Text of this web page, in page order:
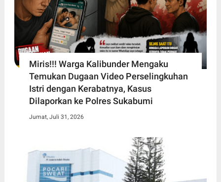
Miris!!! Warga Kalibunder Mengaku
Temukan Dugaan Video Perselingkuhan
Istri dengan Kerabatnya, Kasus
Dilaporkan ke Polres Sukabumi
Jumat, Juli 31, 2026